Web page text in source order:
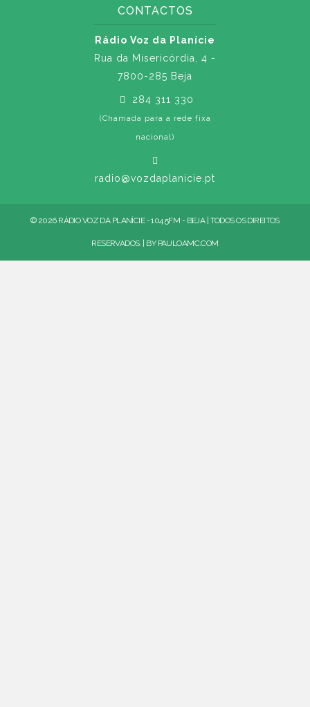
CONTACTOS
Rádio Voz da Planície
Rua da Misericórdia, 4 -
7800-285 Beja
284 311 330
(Chamada para a rede fixa
nacional)
radio@vozdaplanicie.pt
© 2026 RÁDIO VOZ DA PLANÍCIE - 104.5FM - BEJA | TODOS OS DIREITOS
RESERVADOS. | BY PAULOAMC.COM